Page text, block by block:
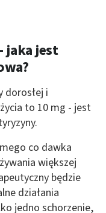
jaka jest
dorosłej i
to 10 mg - jest
co dawka
większej
będzie
działania
jedno schorzenie,